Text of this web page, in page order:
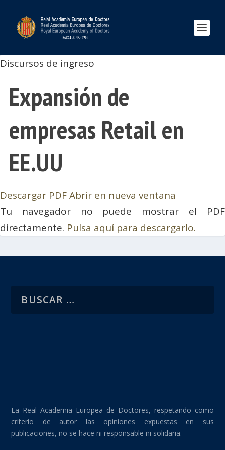
Discursos de ingreso
Expansión de
empresas Retail en
EE.UU
Descargar PDFAbrir en nueva ventana
Tu navegador no puede mostrar el PDF
directamente. Pulsa aquí para descargarlo.
La Real Academia Europea de Doctores, respetando como
criterio de autor las opiniones expuestas en sus
publicaciones, no se hace ni responsable ni solidaria.